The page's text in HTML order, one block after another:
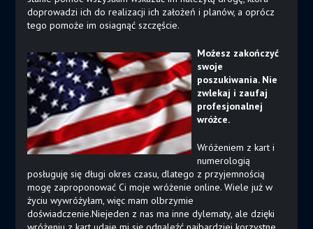
doprowadzi ich do realizacji ich założeń i planów, a oprócz
tego pomoże im osiagnąć szczęście.
Możesz zakończyć
swoje
poszukiwania. Nie
zwlekaj i zaufaj
profesjonalnej
wróżce.
Wróżeniem z kart i
numerologią
posługuję się długi okres czasu, dlatego z przyjemnością
mogę zaproponować Ci moje wróżenie online. Wiele już w
życiu wywróżyłam, więc mam olbrzymie
doświadczenie.Niejeden z nas ma inne dylematy, ale dzięki